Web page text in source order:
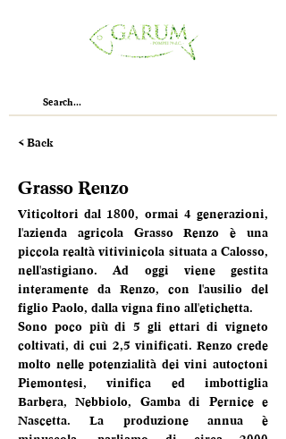
< Back
Grasso Renzo
Viticoltori dal 1800, ormai 4 generazioni,
l'azienda agricola Grasso Renzo è una
piccola realtà vitivinicola situata a Calosso,
nell'astigiano. Ad oggi viene gestita
interamente da Renzo, con l'ausilio del
figlio Paolo, dalla vigna fino all'etichetta.
Sono poco più di 5 gli ettari di vigneto
coltivati, di cui 2,5 vinificati. Renzo crede
molto nelle potenzialità dei vini autoctoni
Piemontesi, vinifica ed imbottiglia
Barbera, Nebbiolo, Gamba di Pernice e
Nascetta. La produzione annua è